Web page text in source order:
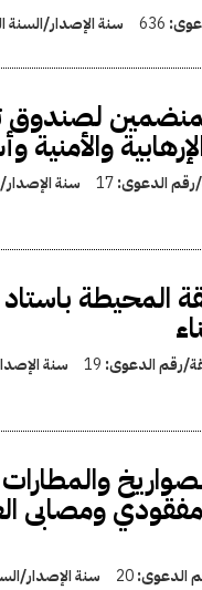
636 سنة الإصدار/السنة
لصندوق
والأمنية
رقم الدعوى:17 سنة
المحيطة
رقم الدعوى: 19 سنة
ومصابى
الدعوى:20 سنة الإصدار/